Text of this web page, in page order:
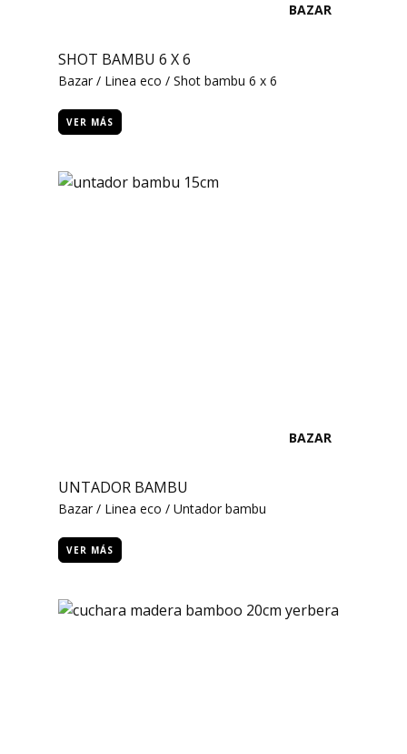
BAZAR
SHOT BAMBU 6 X 6
Bazar / Linea eco / Shot bambu 6 x 6
VER MÁS
BAZAR
UNTADOR BAMBU
Bazar / Linea eco / Untador bambu
VER MÁS